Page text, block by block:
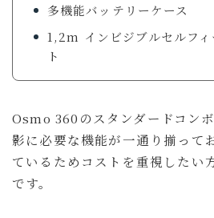
多機能バッテリーケース
1,2m インビジブルセルフィ
ト
Osmo 360のスタンダードコン
影に必要な機能が一通り揃って
ているためコストを重視したい
です。